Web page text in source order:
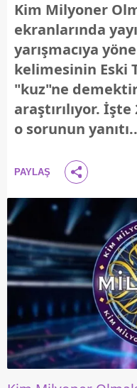
Kim Milyoner
ekranlarında
yarışmacıya
kelimesinin Eski
"kuz"ne
araştırılıyor.
o sorunun
PAYLAŞ